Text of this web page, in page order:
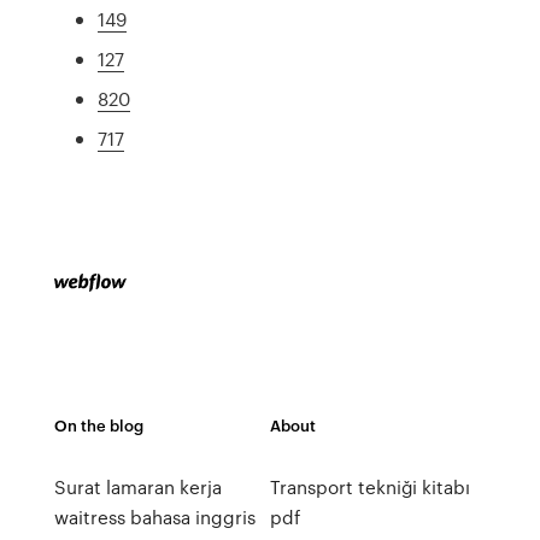
149
127
820
717
On the blog
Surat lamaran kerja
waitress bahasa inggris
About
Transport tekniği kitabı
pdf